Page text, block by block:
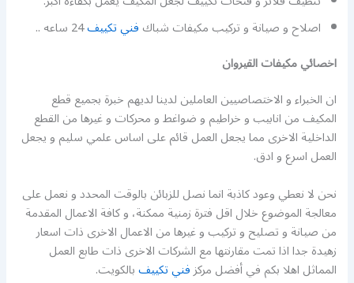
اصلاح و صيانة و تركيب مكيفات شباكفني تكييف24 ساعه ..
اخصائي مكيفات القيروان
ان الخبراء و الاختصاصيين العاملين لدينا لديهم خبرة بجميع قطع
المكيف من انابيب و خراطيم و ضواغط و محركات و غيرها من القطع
الداخلية الاخرى مما يجعل العمل قائم على اساس علمي سليم و يجعل
العمل اسرع و ادق.
نحن لا نعطي وعود كاذبة انما نصل للزبائن بالوقت المحدد و نعمل على
معالجة الموضوع خلال اقل فترة زمنية ممكنة، و كافة الاعمال المقدمة
من صيانة و تصليح و تركيب و غيرها من الاعمال الاخرى ذات اسعار
زهيدة جدا اذا تمت مقارنتها مع الشركات الاخرى ذات طابع العمل
المماثل اهلا بكم في أفضل مركزفني تكييفبالكويت.